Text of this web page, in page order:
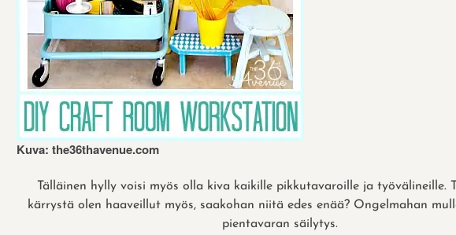
Kuva: the36thavenue.com
Tälläinen hylly voisi myös olla kiva kaikille pikkutavaroille ja työvälineille.
kärrystä olen haaveillut myös, saakohan niitä edes enää? Ongelmahan
pientavaran säilytys.